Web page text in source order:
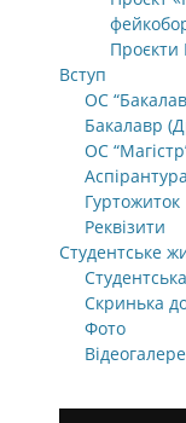
Проєкти
Вступ
ОС
Бакалавр
ОС
Аспірантура
Гуртожиток
Реквізити
Студентське
Скринька
Фото